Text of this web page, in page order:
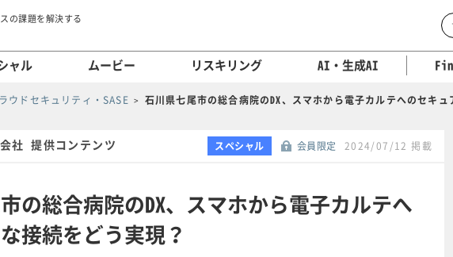
の課題を解決する
ャル ムービー リスキリング AI・生成AI
ウドセキュリティ・SASE 石川県七尾市の総合病院のDX、スマホから電子カルテへのセキュ
社 提供コンテンツ スペシャル 会員限定 2024/07/12 掲載
の総合病院のDX、スマホから電子カルテへ
接続をどう実現？